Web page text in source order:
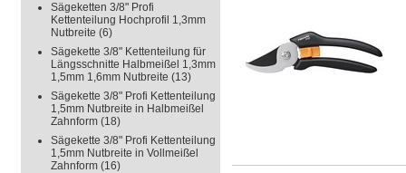
Sägeketten 3/8" Profi
Kettenteilung Hochprofil 1,3mm
Nutbreite (6)
Sägekette 3/8" Kettenteilung für
Längsschnitte Halbmeißel 1,3mm
1,5mm 1,6mm Nutbreite (13)
Sägekette 3/8" Profi Kettenteilung
1,5mm Nutbreite in Halbmeißel
Zahnform (18)
Sägekette 3/8" Profi Kettenteilung
1,5mm Nutbreite in Vollmeißel
Zahnform (16)